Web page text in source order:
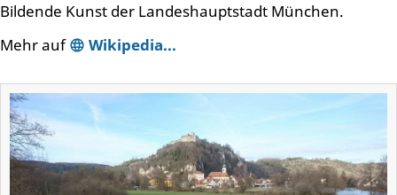
Bildende Kunst der Landeshauptstadt München.
Mehr auf
Wikipedia...